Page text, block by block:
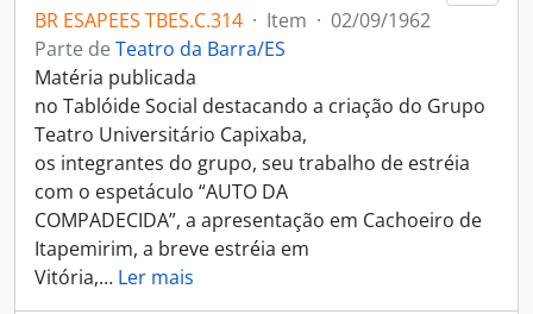
BR ESAPEES TBES.C.314 · Item · 02/09/1962
Parte de Teatro da Barra/ES
Matéria publicada
no Tablóide Social destacando a criação do Grupo
Teatro Universitário Capixaba,
os integrantes do grupo, seu trabalho de estréia
com o espetáculo “AUTO DA
COMPADECIDA”, a apresentação em Cachoeiro de
Itapemirim, a breve estréia em
Vitória,… Ler mais